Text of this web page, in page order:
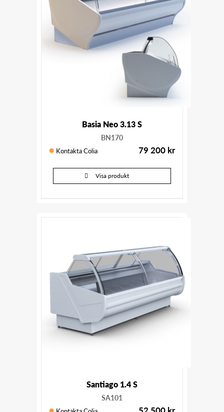
Basia Neo 3.13 S
BN170
Kontakta Colia 79 200 kr
Visa produkt
Santiago 1.4 S
SA101